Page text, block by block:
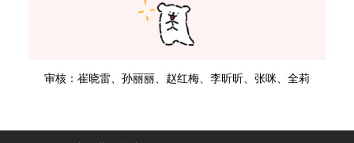
审核：崔晓雷、孙丽丽、赵红梅、李昕昕、张咪、全莉